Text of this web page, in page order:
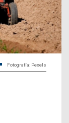
Fotografía: Pexels